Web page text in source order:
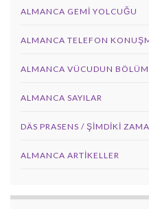
ALMANCA GEMI YOLCUĞU
ALMANCA TELEFON
ALMANCA VÜCUDUN
ALMANCA SAYILAR
DÄS PRASENS / ŞİMDİKİ
ALMANCA ARTIKELLER